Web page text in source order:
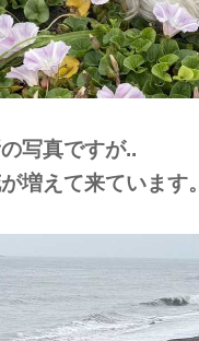
写真ですが..
増えて来ています。